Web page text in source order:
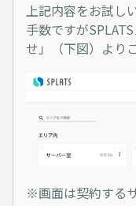
上記内容をお試し
手数ですが
せ」（下図）より
※画面は契約する